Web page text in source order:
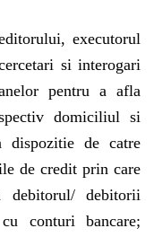
executorul
si interogari
pentru a afla
domiciliul si
dispozitie de catre
de credit prin care
debitorul/ debitorii
conturi bancare;